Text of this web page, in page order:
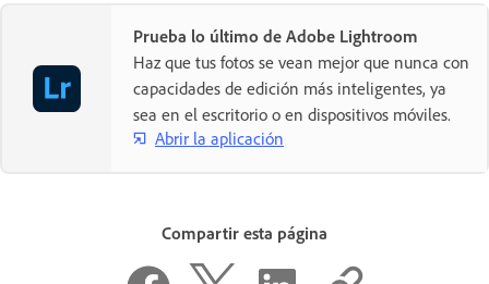
Prueba lo último de Adobe Lightroom
Haz que tus fotos se vean mejor que nunca con
capacidades de edición más inteligentes, ya
sea en el escritorio o en dispositivos móviles.
Abrir la aplicación
Compartir esta página